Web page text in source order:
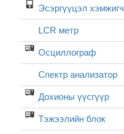
Эсэргүүцэл хэмжигч
LCR метр
Осциллограф
Спектр анализатор
Дохионы үүсгүүр
Тэжээлийн блок